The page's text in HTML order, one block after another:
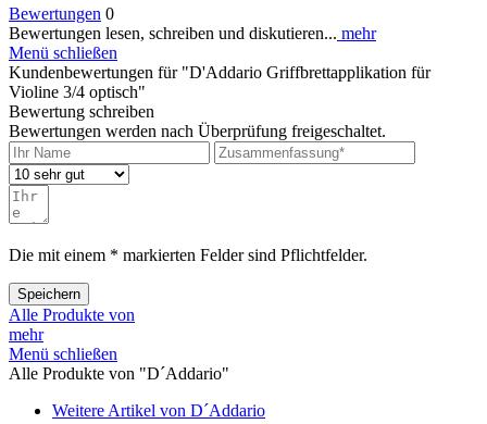
Bewertungen 0
Bewertungen lesen, schreiben und diskutieren... mehr
Menü schließen
Kundenbewertungen für "D'Addario Griffbrettapplikation für
Violine 3/4 optisch"
Bewertung schreiben
Bewertungen werden nach Überprüfung freigeschaltet.
Die mit einem * markierten Felder sind Pflichtfelder.
Speichern
Alle Produkte von
mehr
Menü schließen
Alle Produkte von "D´Addario"
Weitere Artikel von D´Addario